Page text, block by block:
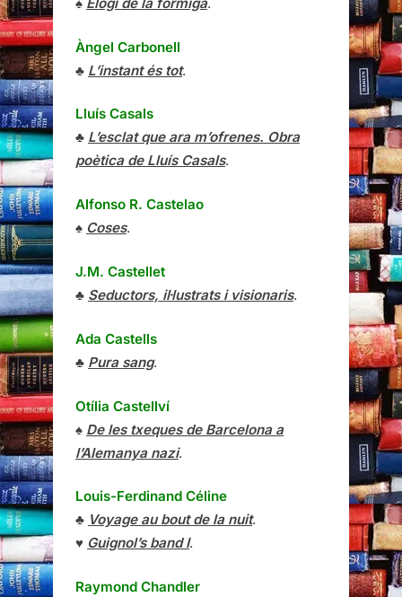
Àngel Carbonell
♣ L’instant és tot.
Lluís Casals
♣ L’esclat que ara m’ofrenes. Obra
poètica de Lluís Casals.
Alfonso R. Castelao
♠ Coses.
J.M. Castellet
♣ Seductors, il·lustrats i visionaris.
Ada Castells
♣ Pura sang.
Otília Castellví
♠ De les txeques de Barcelona a
l’Alemanya nazi.
Louis-Ferdinand Céline
♣ Voyage au bout de la nuit.
♥ Guignol’s band I.
Raymond Chandler